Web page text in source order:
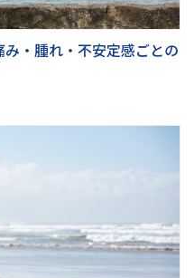
・腫れ・不安定感ごとの